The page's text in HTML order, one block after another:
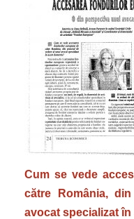
Cum se vede
către România,
avocat specializat